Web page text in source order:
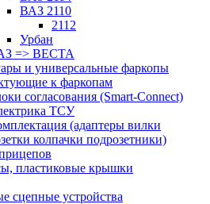
ВАЗ 2110
2112
Урбан
=> ВЕСТА
и универсальные фаркопы
к фаркопам
согласования (Smart-Connect)
ТСУ
(адаптеры вилки
колпачки подрозетники)
пластиковые крышки
сцепные устройства